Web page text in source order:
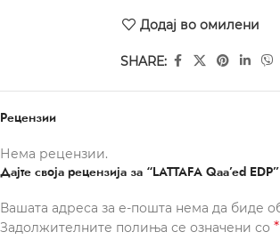
Додај во омилени
SHARE:
Рецензии
Нема рецензии.
Дајте своја рецензија за “LATTAFA Qaa’ed EDP”
Вашата адреса за е-пошта нема да биде
Задолжителните полиња се означени со *